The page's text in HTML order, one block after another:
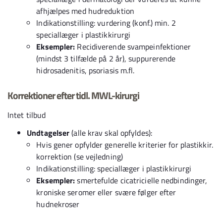
afhjælpes med hudreduktion
Indikationstilling: vurdering (konf.) min. 2
speciallæger i plastikkirurgi
Eksempler: Recidiverende svampeinfektioner
(mindst 3 tilfælde på 2 år), suppurerende
hidrosadenitis, psoriasis m.fl.
Korrektioner efter tidl. MWL-kirurgi
Intet tilbud
Undtagelser(alle krav skal opfyldes):
Hvis gener opfylder generelle kriterier for plastikkir.
korrektion (se vejledning)
Indikationstilling: speciallæger i plastikkirurgi
Eksempler:smertefulde cicatricielle nedbindinger,
kroniske seromer eller svære følger efter
hudnekroser